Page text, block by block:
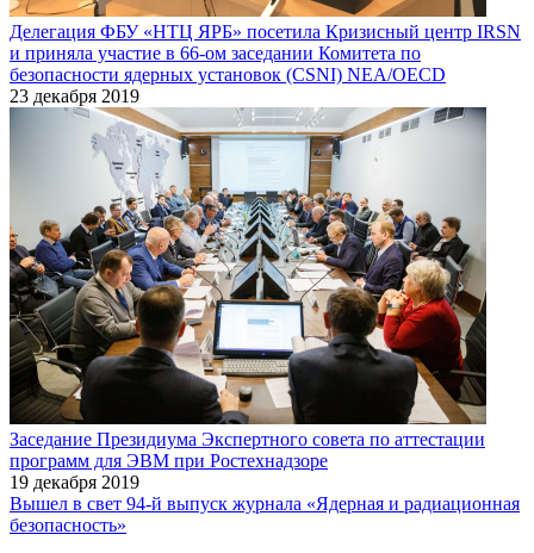
Делегация ФБУ «НТЦ ЯРБ» посетила Кризисный центр IRSN
и приняла участие в 66-ом заседании Комитета по
безопасности ядерных установок (CSNI) NEA/OECD
23 декабря 2019
Заседание Президиума Экспертного совета по аттестации
программ для ЭВМ при Ростехнадзоре
19 декабря 2019
Вышел в свет 94-й выпуск журнала «Ядерная и радиационная
безопасность»